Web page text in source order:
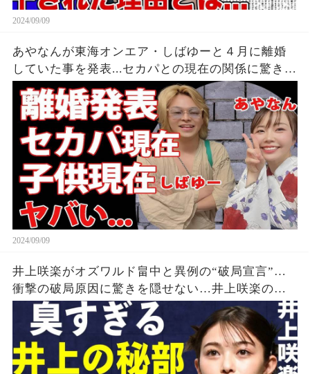
2024/09/09
あやなんが東海オンエア・しばゆーと４月に離婚
していた事を発表...セカパとの現在の関係に驚きを
隠せない...『しばゆー＆あやなん』夫婦の精神崩壊
した現在がヤバい...
2024/09/09
井上咲楽がオズワルド畠中と異例の“破局宣言”…
衝撃の破局原因に驚きを隠せない…井上咲楽の介
護生活の真相